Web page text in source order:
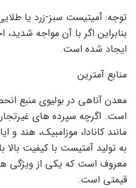
توجه: آمیتیست سبز-زرد یا
بنابراین اگر با آن مواجه شدید،
ایجاد شده است.
منابع آمترین
معدن آناهی در بولیوی منبع
است. اگرچه سپرده های
مانند کانادا، موزامبیک، هند
به تولید آمتیست با کیفیت بالا
معروف است که یکی از
قیمتی است.